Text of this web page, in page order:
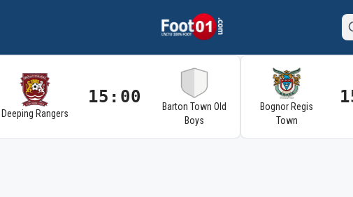
Deeping Rangers
15:00
Barton Town Old
Boys
Bognor Regis
Town